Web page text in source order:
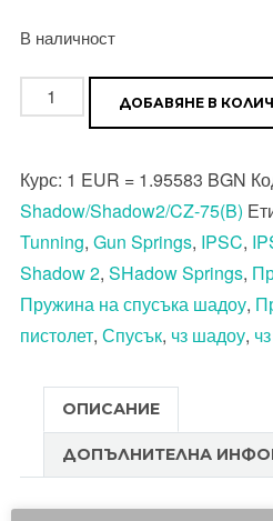
В наличност
количество
за
на
чука
на
пистолет
CZ-
75
Shadow
Shadow
ДОБАВЯНЕ В
Курс: 1 EUR = 1.95583 BGN
Shadow/Shadow2/CZ-75(B)
Tunning, Gun Springs, IPSC,
Shadow 2, SHadow Springs,
Пружина на спусъка шадоу,
пистолет, Спусък, чз шадоу,
ОПИСАНИЕ
ДОПЪЛНИТЕЛНА